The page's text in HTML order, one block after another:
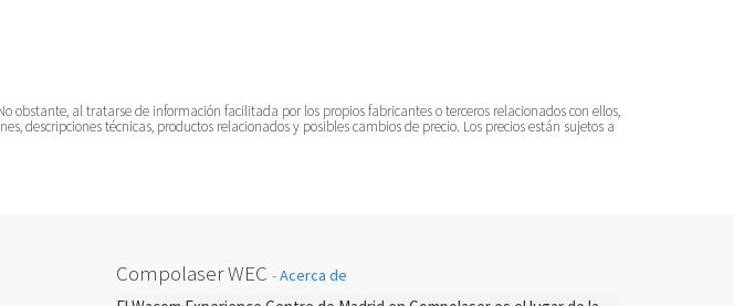
al tratarse de información facilitada por los propios fabricantes o terceros relacionados con ellos,
descripciones técnicas, productos relacionados y posibles cambios de precio. Los precios están sujetos a
Compolaser WEC -Acerca de